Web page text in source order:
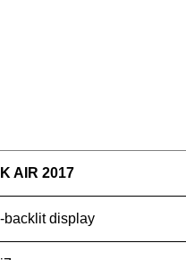
AIR 2017
backlit display